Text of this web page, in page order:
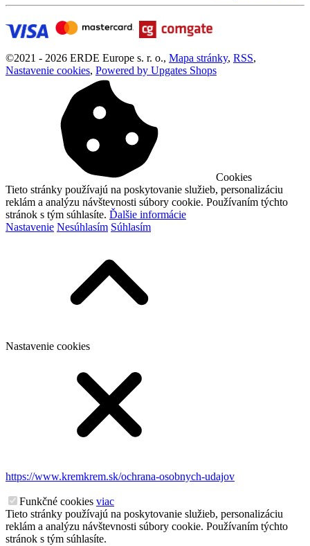
©2021 - 2026 ERDE Europe s. r. o., Mapa stránky, RSS,
Nastavenie cookies, Powered by Upgates Shops
Cookies
Tieto stránky používajú na poskytovanie služieb, personalizáciu
reklám a analýzu návštevnosti súbory cookie. Používaním týchto
stránok s tým súhlasíte. Ďalšie informácie
Nastavenie Nesúhlasím Súhlasím
Nastavenie cookies
https://www.kremkrem.sk/ochrana-osobnych-udajov
Funkčné cookies viac
Tieto stránky používajú na poskytovanie služieb, personalizáciu
reklám a analýzu návštevnosti súbory cookie. Používaním týchto
stránok s tým súhlasíte.